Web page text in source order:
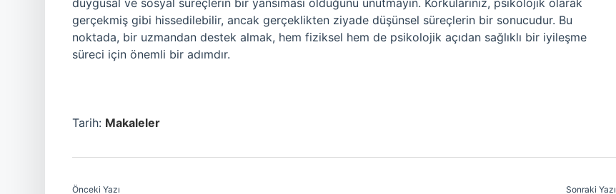
duygusal ve sosyal süreçlerin bir yansıması olduğunu unutmayın. Korkularınız, psikolojik olarak
gerçekmiş gibi hissedilebilir, ancak gerçeklikten ziyade düşünsel süreçlerin bir sonucudur. Bu
noktada, bir uzmandan destek almak, hem fiziksel hem de psikolojik açıdan sağlıklı bir iyileşme
süreci için önemli bir adımdır.
Tarih: Makaleler
Önceki Yazı Sonraki Yazı